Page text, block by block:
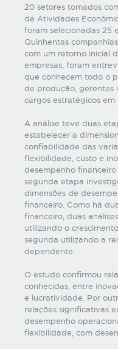
20 setores tomados
de Atividades
foram selecionadas 25
Quinhentas
com um retorno inicial
empresas, foram
que conhecem todo o
de produção, gerentes
cargos estratégicos em
A análise teve duas
estabelecer a
confiabilidade das
flexibilidade, custo e
desempenho
segunda etapa
dimensões de
financeiro. Como há
financeiro, duas
utilizando o
segunda utilizando a
dependente.
O estudo confirmou
conhecidas, entre
e lucratividade. Por
relações significativas
desempenho
flexibilidade, com